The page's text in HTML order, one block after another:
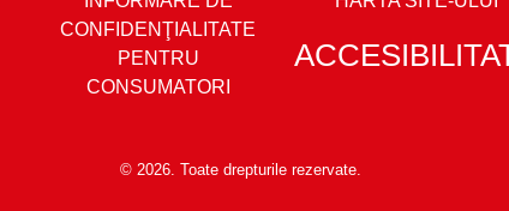
CONFIDENŢIALITATE
PENTRU
CONSUMATORI
© 2026. Toate drepturile rezervate.